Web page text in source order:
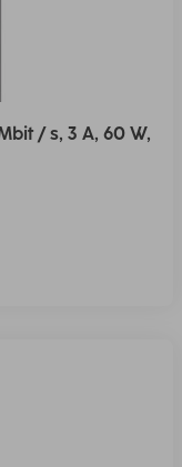
/ s, 3 A, 60 W,